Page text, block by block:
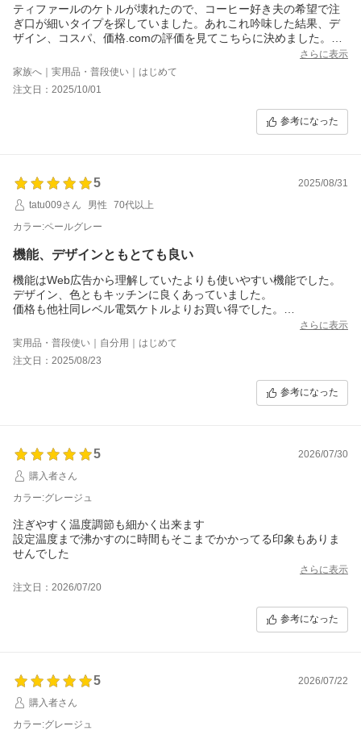
ティファールのケトルが壊れたので、コーヒー好き夫の希望で注
ぎ口が細いタイプを探していました。あれこれ吟味した結果、デ
ザイン、コスパ、価格.comの評価を見てこちらに決めました。
以前に使用していたタイプと比較して感じたデメリット↓
・台座から本体がやや外れにくいので、持ち上がってしまいゴト
ン！と落ちる。壊れないか不安。
・お湯の残量が蓋を開けて確認しないとわからない。
さらに表示
家族へ｜実用品・普段使い｜はじめて
注文日：2025/10/01
参考になった
5
2025/08/31
tatu009さん
男性
70代以上
カラー:ペールグレー
機能、デザインともとても良い
機能はWeb広告から理解していたよりも使いやすい機能でした。
デザイン、色ともキッチンに良くあっていました。
価格も他社同レベル電気ケトルよりお買い得でした。
さらに表示
実用品・普段使い｜自分用｜はじめて
注文日：2025/08/23
参考になった
5
2026/07/30
購入者さん
カラー:グレージュ
注ぎやすく温度調節も細かく出来ます
設定温度まで沸かすのに時間もそこまでかかってる印象もありま
せんでした
さらに表示
注文日：2026/07/20
参考になった
5
2026/07/22
購入者さん
カラー:グレージュ